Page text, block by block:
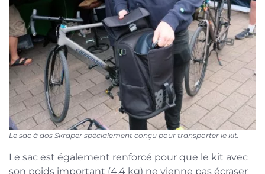
Le sac à dos Skraper spécialement conçu pour transporter le kit.
Le sac est également renforcé pour que le kit avec
son poids important (4,4 kg) ne vienne pas écraser